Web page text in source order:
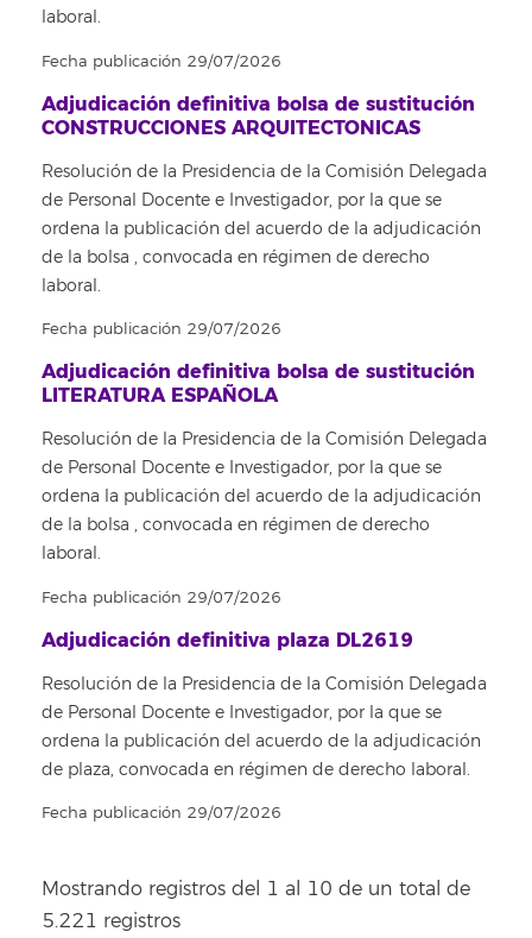
laboral.
Fecha publicación 29/07/2026
Adjudicación definitiva bolsa de sustitución
CONSTRUCCIONES ARQUITECTONICAS
Resolución de la Presidencia de la Comisión Delegada
de Personal Docente e Investigador, por la que se
ordena la publicación del acuerdo de la adjudicación
de la bolsa , convocada en régimen de derecho
laboral.
Fecha publicación 29/07/2026
Adjudicación definitiva bolsa de sustitución
LITERATURA ESPAÑOLA
Resolución de la Presidencia de la Comisión Delegada
de Personal Docente e Investigador, por la que se
ordena la publicación del acuerdo de la adjudicación
de la bolsa , convocada en régimen de derecho
laboral.
Fecha publicación 29/07/2026
Adjudicación definitiva plaza DL2619
Resolución de la Presidencia de la Comisión Delegada
de Personal Docente e Investigador, por la que se
ordena la publicación del acuerdo de la adjudicación
de plaza, convocada en régimen de derecho laboral.
Fecha publicación 29/07/2026
Mostrando registros del 1 al 10 de un total de
5.221 registros